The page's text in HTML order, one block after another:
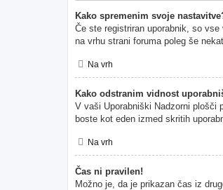
Kako spremenim svoje
Če ste registriran uporabnik, so
na vrhu strani foruma poleg še
Na vrh
Kako odstranim vidnost
V vaši Uporabniški Nadzorni plošči
boste kot eden izmed skritih
Na vrh
Čas ni pravilen!
Možno je, da je prikazan čas iz